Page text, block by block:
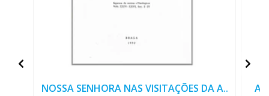
NOSSA SENHORA NAS VISITAÇÕES DA A..